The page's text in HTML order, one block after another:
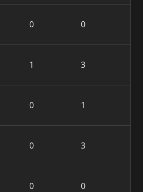
0 0
1 3
0 1
0 3
0 0